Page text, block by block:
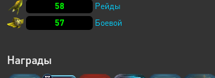
58
Рейды
57
Боевой
Награды